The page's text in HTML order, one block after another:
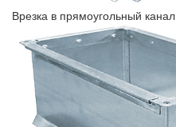
Врезка в прямоугольный канал